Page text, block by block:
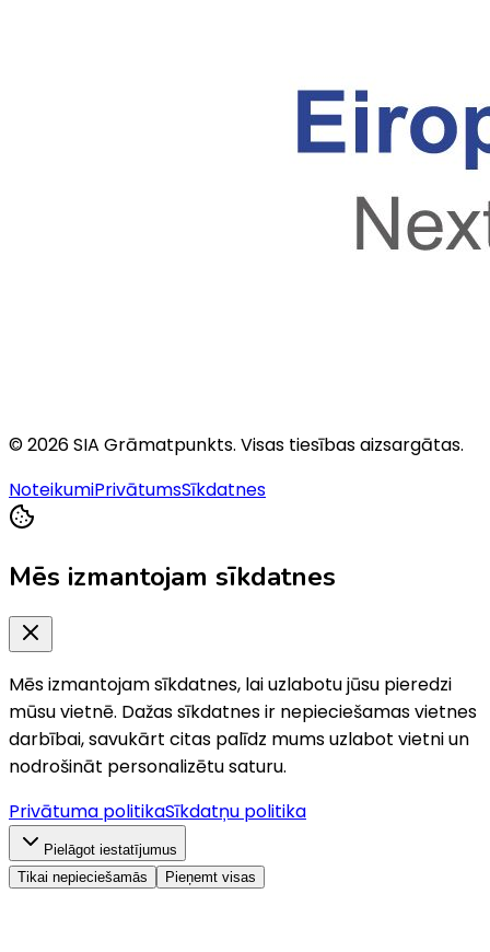
©2026SIA Grāmatpunkts. Visas tiesības aizsargātas.
NoteikumiPrivātumsSīkdatnes
Mēs izmantojam sīkdatnes
Mēs izmantojam sīkdatnes, lai uzlabotu jūsu pieredzi
mūsu vietnē. Dažas sīkdatnes ir nepieciešamas vietnes
darbībai, savukārt citas palīdz mums uzlabot vietni un
nodrošināt personalizētu saturu.
Privātuma politikaSīkdatņu politika
Pielāgot iestatījumus
Tikai nepieciešamās
Pieņemt visas